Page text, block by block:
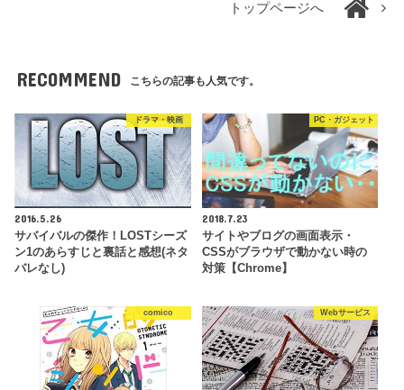
トップページへ
RECOMMEND こちらの記事も人気です。
ドラマ・映画
2016.5.26
サバイバルの傑作！LOSTシーズ
ン1のあらすじと裏話と感想(ネタ
バレなし)
PC・ガジェット
2018.7.23
サイトやブログの画面表示・
CSSがブラウザで動かない時の
対策【Chrome】
comico Webサービス